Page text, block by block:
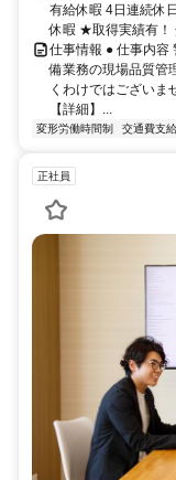
有給休暇 4日連続休
休暇 ★取得実績有！
仕事情報 ● 仕事内容
備業務の現場品質管
くわけではございま
【詳細】...
変形労働時間制 交通費支給
正社員